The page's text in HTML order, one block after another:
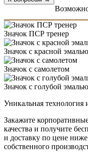
Значок ПСР тренер
Значок с красной эмалью
Значок с самолетом
Значок с голубой эмалью
Уникальная технология
Закажите
качества и получите
и доставку по цене
собственного